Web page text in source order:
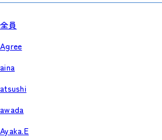
全員
Agree
aina
atsushi
awada
Ayaka.E